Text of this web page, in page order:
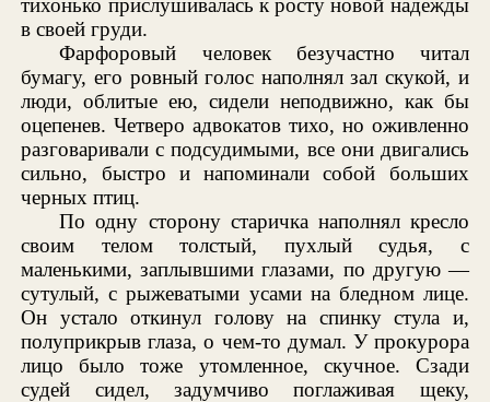
тихонько прислушивалась к росту новой надежды
в своей груди.
Фарфоровый человек безучастно читал
бумагу, его ровный голос наполнял зал скукой, и
люди, облитые ею, сидели неподвижно, как бы
оцепенев. Четверо адвокатов тихо, но оживленно
разговаривали с подсудимыми, все они двигались
сильно, быстро и напоминали собой больших
черных птиц.
По одну сторону старичка наполнял кресло
своим телом толстый, пухлый судья, с
маленькими, заплывшими глазами, по другую —
сутулый, с рыжеватыми усами на бледном лице.
Он устало откинул голову на спинку стула и,
полуприкрыв глаза, о чем-то думал. У прокурора
лицо было тоже утомленное, скучное. Сзади
судей сидел, задумчиво поглаживая щеку,